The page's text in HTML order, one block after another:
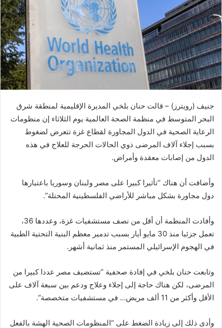
ا
إ
ل
ك
ت
ر
ن
جنيف (رويترز) – قالت حنان بلخي المديرة الإقليمية لمنطقة شرق
البحر المتوسط في منظمة الصحة العالمية يوم الثلاثاء إن منظومات
الرعاية الصحية في الدول المجاورة لقطاع غزة تتعرض لضغوط
بسبب إجلاء آلاف المرضى ذوي الحالات الحرجة للعلاج في هذه
الدول من إصابات معقدة وأمراض.
وأضافت أن هناك “تأثيرا كبيرا على مصر ولبنان وسوريا باعتبارها
دول مجاورة بشكل مباشر للأراضي الفلسطينية المحتلة”.
وأفادت المنظمة أن أقل من نصف مستشفيات غزة، وعددها 36،
تعمل جزئيا منذ 30 مايو أيار بسبب تدمير معظم البنية التحتية الطبية
في الهجوم الإسرائيلي المستمر منذ ثمانية أشهر.
وتابعت حنان بلخي في إفادة صحفية “تستضيف مصر عددا كبيرا من
المرضى، لكن هناك حاجة إلى إجلاء وعلاج ودعم بين سبعة آلاف على
الأقل وأكثر من 11 ألف مريض… في مستشفيات متخصصة”.
وأدى ذلك إلى زيادة الضغط على “المنظومات الصحية الهشة بالفعل